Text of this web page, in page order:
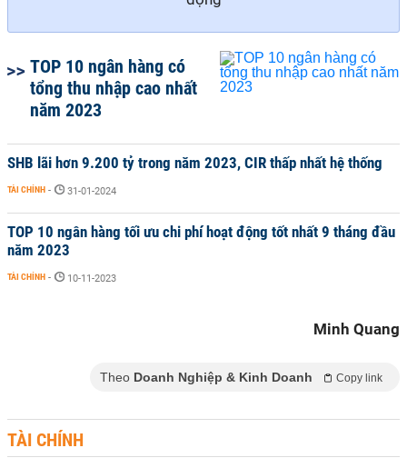
TOP 10 ngân hàng có
tổng thu nhập cao nhất
năm 2023
SHB lãi hơn 9.200 tỷ trong năm 2023, CIR thấp nhất hệ thống
TÀI CHÍNH - 31-01-2024
TOP 10 ngân hàng tối ưu chi phí hoạt động tốt nhất 9 tháng đầu
năm 2023
TÀI CHÍNH - 10-11-2023
Minh Quang
Theo Doanh Nghiệp & Kinh Doanh Copy link
TÀI CHÍNH